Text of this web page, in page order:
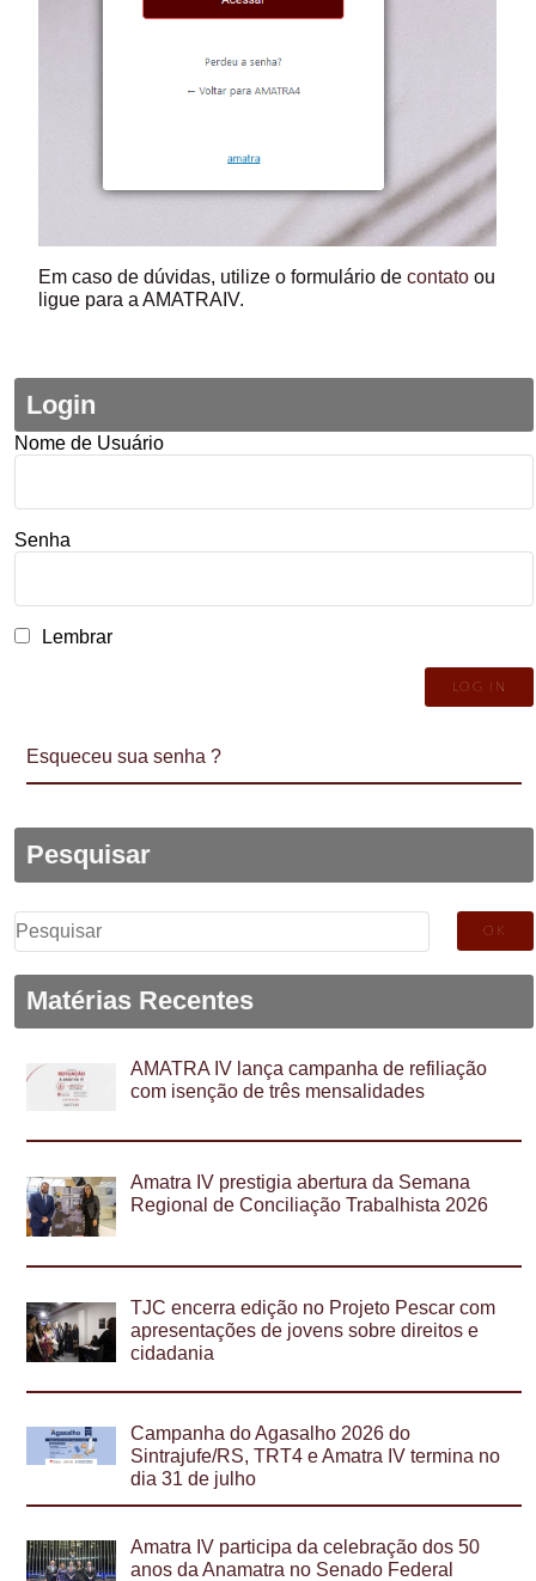
Em caso de dúvidas, utilize o formulário decontato ou
ligue para a AMATRAIV.
Login
Nome de Usuário
Senha
Lembrar
Esqueceu sua senha ?
Pesquisar
Pesquisar
por:
Matérias Recentes
AMATRA IV lança campanha de refiliação
com isenção de três mensalidades
Amatra IV prestigia abertura da Semana
Regional de Conciliação Trabalhista 2026
TJC encerra edição no Projeto Pescar com
apresentações de jovens sobre direitos e
cidadania
Campanha do Agasalho 2026 do
Sintrajufe/RS, TRT4 e Amatra IV termina no
dia 31 de julho
Amatra IV participa da celebração dos 50
anos da Anamatra no Senado Federal